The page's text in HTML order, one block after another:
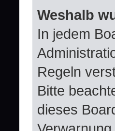
Weshalb
In jedem
Regeln
Bitte
dieses